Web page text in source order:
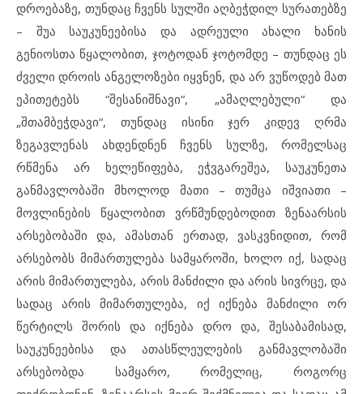
დროებაზე, თუნდაც ჩვენს სულში აღბეჭდილ სურათებზე
– შუა საუკუნეებისა და ადრეული ახალი ხანის
გენიოსთა წყალობით, ჯოტოდან ჯოტომდე – თუნდაც ეს
ძველი დროის ანგელოზები იყვნენ, და არ ვუწოდებ მათ
ეპითეტებს “შესანიშნავი“, „ამაღლებული“ და
„შთამბეჭდავი“, თუნდაც ისინი ჯერ კიდევ ღრმა
ზეგავლენას ახდენდნენ ჩვენს სულზე, რომელსაც
რწმენა არ ხელეწიფება, ეჭვგარეშეა, საუკუნეთა
განმავლობაში მხოლოდ მათი – თუმცა იშვიათი –
მოვლინების წყალობით ვრწმუნდებოდით ზენაარსის
არსებობაში და, ამასთან ერთად, ვასკვნიდით, რომ
არსებობს მიმართულება სამყაროში, ხოლო იქ, სადაც
არის მიმართულება, არის მანძილი და არის სივრცე, და
სადაც არის მიმართულება, იქ იქნება მანძილი ორ
წერტილს შორის და იქნება დრო და, შესაბამისად,
საუკუნეებისა და ათასწლეულების განმავლობაში
არსებობდა სამყარო, რომელიც, როგორც